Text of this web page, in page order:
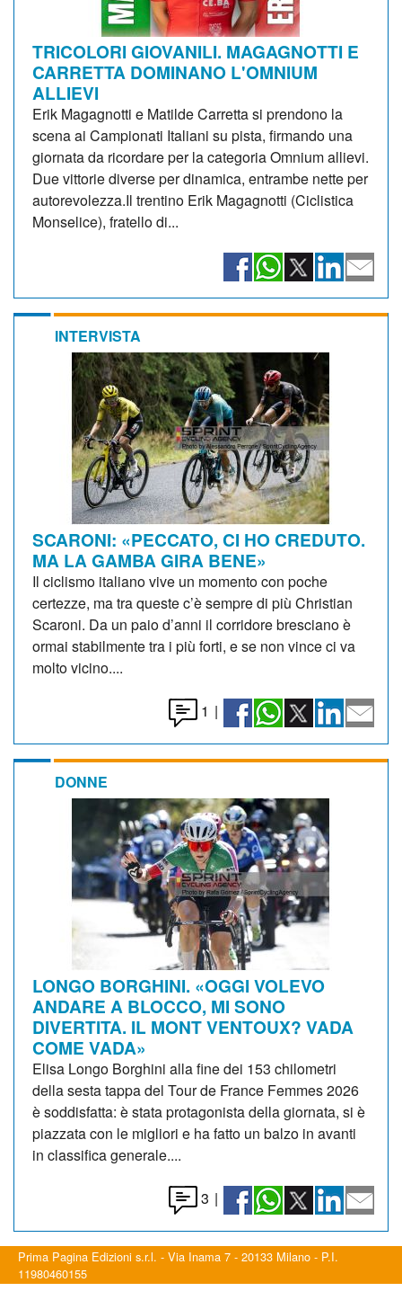
TRICOLORI GIOVANILI. MAGAGNOTTI E
CARRETTA DOMINANO L'OMNIUM
ALLIEVI
Erik Magagnotti e Matilde Carretta si prendono la
scena ai Campionati Italiani su pista, firmando una
giornata da ricordare per la categoria Omnium allievi.
Due vittorie diverse per dinamica, entrambe nette per
autorevolezza.Il trentino Erik Magagnotti (Ciclistica
Monselice), fratello di...
INTERVISTA
SCARONI: «PECCATO, CI HO CREDUTO.
MA LA GAMBA GIRA BENE»
Il ciclismo italiano vive un momento con poche
certezze, ma tra queste c’è sempre di più Christian
Scaroni. Da un paio d’anni il corridore bresciano è
ormai stabilmente tra i più forti, e se non vince ci va
molto vicino....
1 |
DONNE
LONGO BORGHINI. «OGGI VOLEVO
ANDARE A BLOCCO, MI SONO
DIVERTITA. IL MONT VENTOUX? VADA
COME VADA»
Elisa Longo Borghini alla fine dei 153 chilometri
della sesta tappa del Tour de France Femmes 2026
è soddisfatta: è stata protagonista della giornata, si è
piazzata con le migliori e ha fatto un balzo in avanti
in classifica generale....
3 |
Prima Pagina Edizioni s.r.l. - Via Inama 7 - 20133 Milano - P.I.
11980460155